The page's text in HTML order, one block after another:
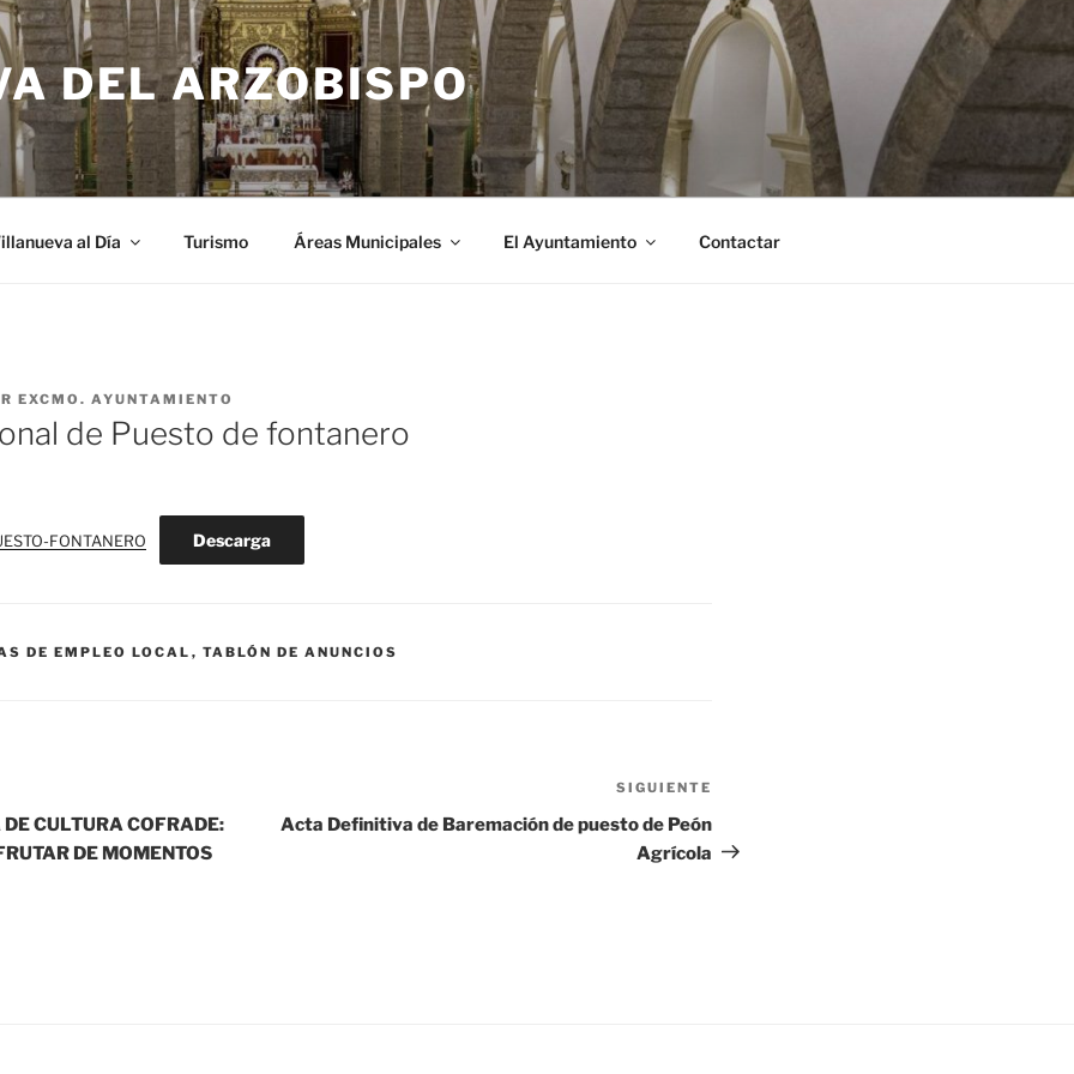
DEL ARZOBISPO
al Día Turismo Áreas Municipales El Ayuntamiento Contactar
EXCMO. AYUNTAMIENTO
de Puesto de fontanero
FONTANERO Descarga
DE EMPLEO LOCAL , TABLÓN DE ANUNCIOS
CULTURA COFRADE:
DE MOMENTOS
entrada
SIGUIENTE
Acta Definitiva de Baremación de puesto de Peón
Agrícola